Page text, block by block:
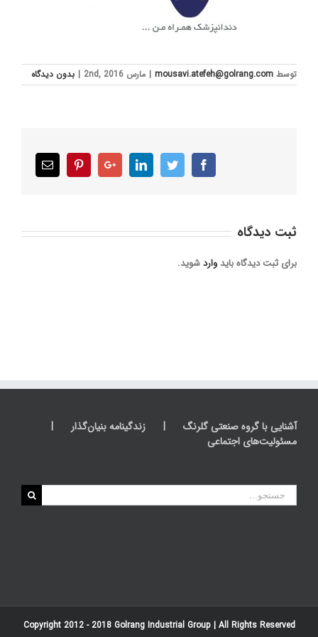
توسط mousavi.atefeh@golrang.com
| مارس 2nd, 2016 | بدون ديدگاه
Facebook
Twitter
LinkedIn
Google+
Pinterest
Email
ثبت ديدگاه
برای ثبت دیدگاه باید واردشوید.
آشنایی با گروه صنعتی گلرنگ
زندگینامه بنیان‌گذار
مسئولیت‌های اجتماعی
جستجو
برای:
Copyright 2012 - 2018 Golrang Industrial Group| All Rights Reserved